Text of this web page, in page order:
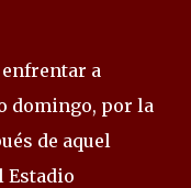
a
domingo, por la
de aquel
Estadio